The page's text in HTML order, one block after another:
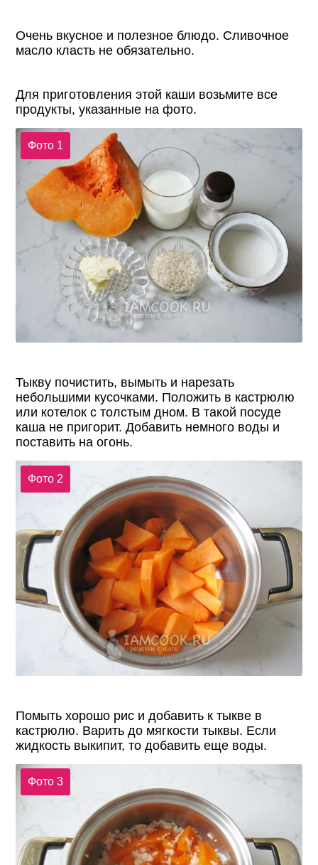
Очень вкусное и полезное блюдо. Сливочное
масло класть не обязательно.
Для приготовления этой каши возьмите все
продукты, указанные на фото.
Фото 1
Тыкву почистить, вымыть и нарезать
небольшими кусочками. Положить в кастрюлю
или котелок с толстым дном. В такой посуде
каша не пригорит. Добавить немного воды и
поставить на огонь.
Фото 2
Помыть хорошо рис и добавить к тыкве в
кастрюлю. Варить до мягкости тыквы. Если
жидкость выкипит, то добавить еще воды.
Фото 3